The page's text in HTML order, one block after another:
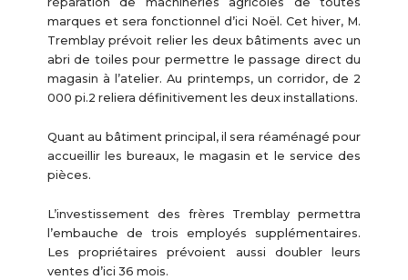
marques et sera fonctionnel d’ici Noël. Cet hiver, M.
Tremblay prévoit relier les deux bâtiments avec un
abri de toiles pour permettre le passage direct du
magasin à l’atelier. Au printemps, un corridor, de 2
000 pi.2 reliera définitivement les deux installations.
Quant au bâtiment principal, il sera réaménagé pour
accueillir les bureaux, le magasin et le service des
pièces.
L’investissement des frères Tremblay permettra
l’embauche de trois employés supplémentaires.
Les propriétaires prévoient aussi doubler leurs
ventes d’ici 36 mois.